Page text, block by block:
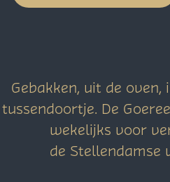
Gebakken, uit de
tussendoortje. De
wekelijks voor
de Stellendamse